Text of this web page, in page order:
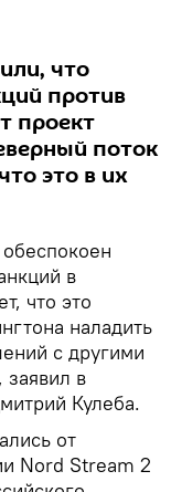
что
против
проект
поток
это в их
в
что это
наладить
с другими
заявил в
Кулеба.
от
Nord Stream 2